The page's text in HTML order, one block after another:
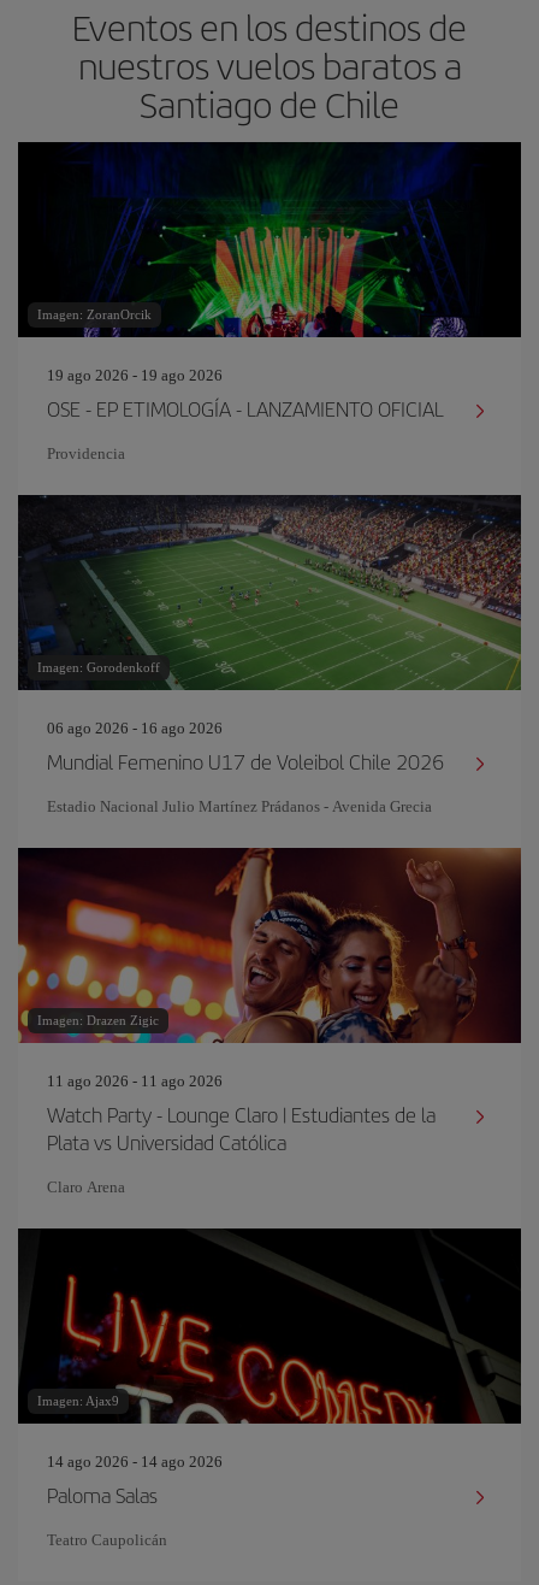
Eventos en los destinos de
nuestros vuelos baratos a
Santiago de Chile
Imagen: ZoranOrcik
19 ago 2026 - 19 ago 2026
OSE - EP ETIMOLOGÍA - LANZAMIENTO OFICIAL
Providencia
Imagen: Gorodenkoff
06 ago 2026 - 16 ago 2026
Mundial Femenino U17 de Voleibol Chile 2026
Estadio Nacional Julio Martínez Prádanos - Avenida Grecia
Imagen: Drazen Zigic
11 ago 2026 - 11 ago 2026
Watch Party - Lounge Claro | Estudiantes de la
Plata vs Universidad Católica
Claro Arena
Imagen: Ajax9
14 ago 2026 - 14 ago 2026
Paloma Salas
Teatro Caupolicán